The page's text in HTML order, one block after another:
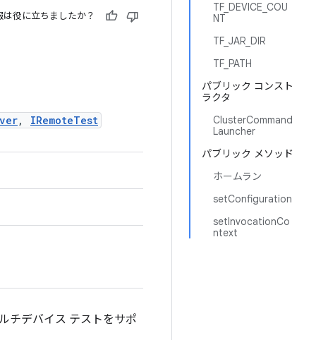
TF_DEVICE_COU
NT
TF_JAR_DIR
TF_PATH
パブリック コンスト
ラクタ
ClusterCommand
Launcher
パブリック メソッド
ホームラン
setConfiguration
setInvocationCo
ntext
は役に立ちましたか？
, IRemoteTest
チデバイス テストをサポ